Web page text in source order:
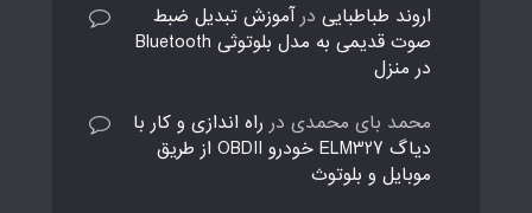
اروند طباطبایی درآموزش تبدیل ضبط
صوت قدیمی به مدل بلوتوثی Bluetooth
در منزل
محمد بای محمدی در راه اندازی و کار با
دیاگ ELM327 خودرو OBDII از طریق
موبایل و بلوتوث